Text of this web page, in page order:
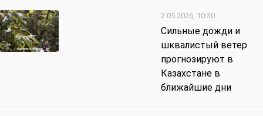
2.05.2026, 10:30
Сильные дожди и
шквалистый ветер
прогнозируют в
Казахстане в
ближайшие дни